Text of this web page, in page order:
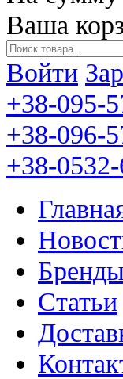
Ваша
Войти
+38-095-
+38-096-
+38-
Бренды
Статьи